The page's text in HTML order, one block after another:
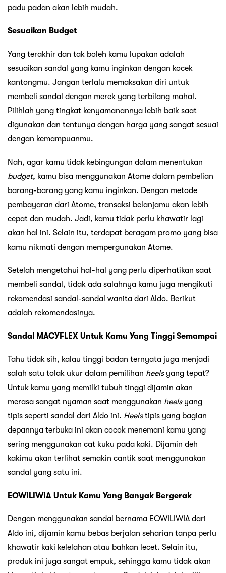
padu padan akan lebih mudah.
Sesuaikan Budget
Yang terakhir dan tak boleh kamu lupakan adalah
sesuaikan sandal yang kamu inginkan dengan kocek
kantongmu. Jangan terlalu memaksakan diri untuk
membeli sandal dengan merek yang terbilang mahal.
Pilihlah yang tingkat kenyamanannya lebih baik saat
digunakan dan tentunya dengan harga yang sangat sesuai
dengan kemampuanmu.
Nah, agar kamu tidak kebingungan dalam menentukan
budget, kamu bisa menggunakan Atome dalam pembelian
barang-barang yang kamu inginkan. Dengan metode
pembayaran dari Atome, transaksi belanjamu akan lebih
cepat dan mudah. Jadi, kamu tidak perlu khawatir lagi
akan hal ini. Selain itu, terdapat beragam promo yang bisa
kamu nikmati dengan mempergunakan Atome.
Setelah mengetahui hal-hal yang perlu diperhatikan saat
membeli sandal, tidak ada salahnya kamu juga mengikuti
rekomendasi sandal-sandal wanita dari Aldo. Berikut
adalah rekomendasinya.
Sandal MACYFLEX Untuk Kamu Yang Tinggi Semampai
Tahu tidak sih, kalau tinggi badan ternyata juga menjadi
salah satu tolak ukur dalam pemilihan heelsyang tepat?
Untuk kamu yang memilki tubuh tinggi dijamin akan
merasa sangat nyaman saat menggunakan heelsyang
tipis seperti sandal dari Aldo ini. Heelstipis yang bagian
depannya terbuka ini akan cocok menemani kamu yang
sering menggunakan cat kuku pada kaki. Dijamin deh
kakimu akan terlihat semakin cantik saat menggunakan
sandal yang satu ini.
EOWILIWIA Untuk Kamu Yang Banyak Bergerak
Dengan menggunakan sandal bernama EOWILIWIA dari
Aldo ini, dijamin kamu bebas berjalan seharian tanpa perlu
khawatir kaki kelelahan atau bahkan lecet. Selain itu,
produk ini juga sangat empuk, sehingga kamu tidak akan